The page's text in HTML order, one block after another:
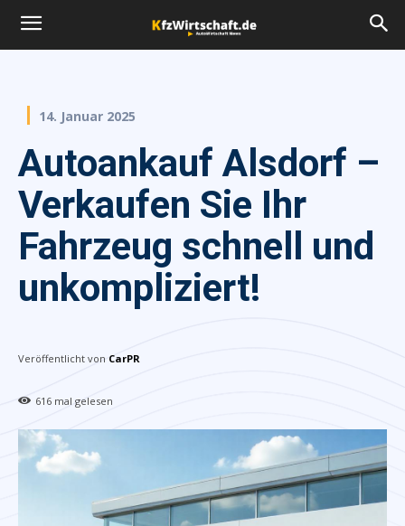
14. Januar 2025
Autoankauf Alsdorf –
Verkaufen Sie Ihr
Fahrzeug schnell und
unkompliziert!
Veröffentlicht von CarPR
616 mal gelesen